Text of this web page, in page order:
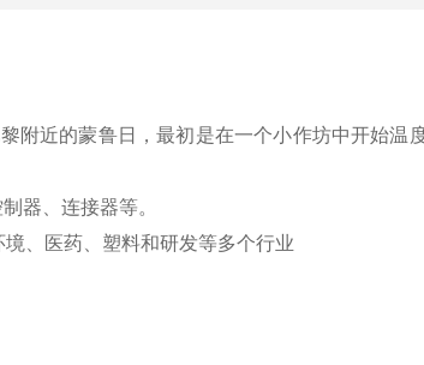
近的蒙鲁日，最初是在一个小作坊中开始温
器、连接器等。
、医药、塑料和研发等多个行业